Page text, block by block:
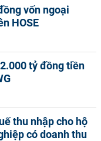
vốn ngoại
HOSE
tỷ đồng tiền
thu nhập cho hộ
có doanh thu